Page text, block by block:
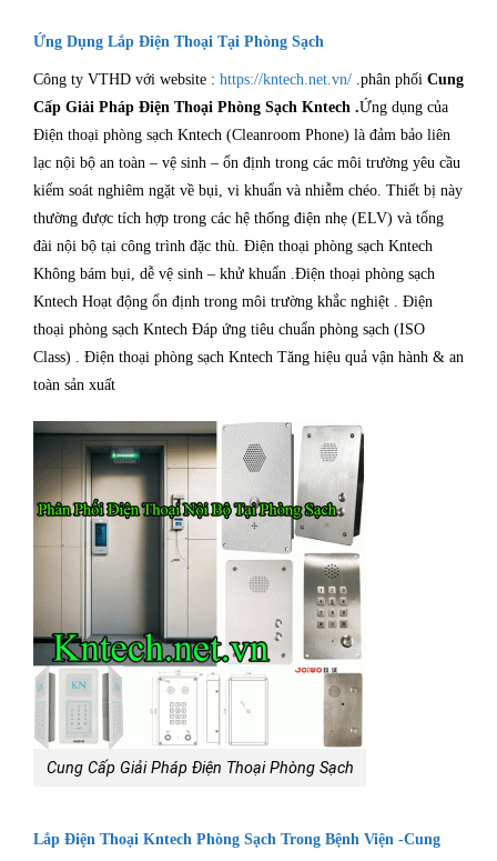
Ứng Dụng Lắp Điện Thoại Tại Phòng Sạch
Công ty VTHD với website : https://kntech.net.vn/ .phân phối Cung
Cấp Giải Pháp Điện Thoại Phòng Sạch Kntech .Ứng dụng của
Điện thoại phòng sạch Kntech (Cleanroom Phone) là đảm bảo liên
lạc nội bộ an toàn – vệ sinh – ổn định trong các môi trường yêu cầu
kiểm soát nghiêm ngặt về bụi, vi khuẩn và nhiễm chéo. Thiết bị này
thường được tích hợp trong các hệ thống điện nhẹ (ELV) và tổng
đài nội bộ tại công trình đặc thù. Điện thoại phòng sạch Kntech
Không bám bụi, dễ vệ sinh – khử khuẩn .Điện thoại phòng sạch
Kntech Hoạt động ổn định trong môi trường khắc nghiệt . Điện
thoại phòng sạch Kntech Đáp ứng tiêu chuẩn phòng sạch (ISO
Class) . Điện thoại phòng sạch Kntech Tăng hiệu quả vận hành & an
toàn sản xuất
Cung Cấp Giải Pháp Điện Thoại Phòng Sạch
Lắp Điện Thoại Kntech Phòng Sạch Trong Bệnh Viện -Cung